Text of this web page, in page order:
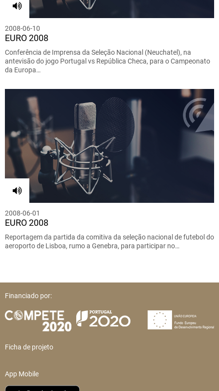
2008-06-10
EURO 2008
Conferência de Imprensa da Seleção Nacional (Neuchatel), na
antevisão do jogo Portugal vs República Checa, para o Campeonato
da Europa…
2008-06-01
EURO 2008
Reportagem da partida da comitiva da seleção nacional de futebol do
aeroporto de Lisboa, rumo a Genebra, para participar no…
Financiado por:
Ficha de projeto
App Mobile